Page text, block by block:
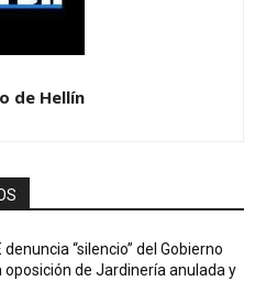
de Hellín
denuncia “silencio” del Gobierno
oposición de Jardinería anulada y